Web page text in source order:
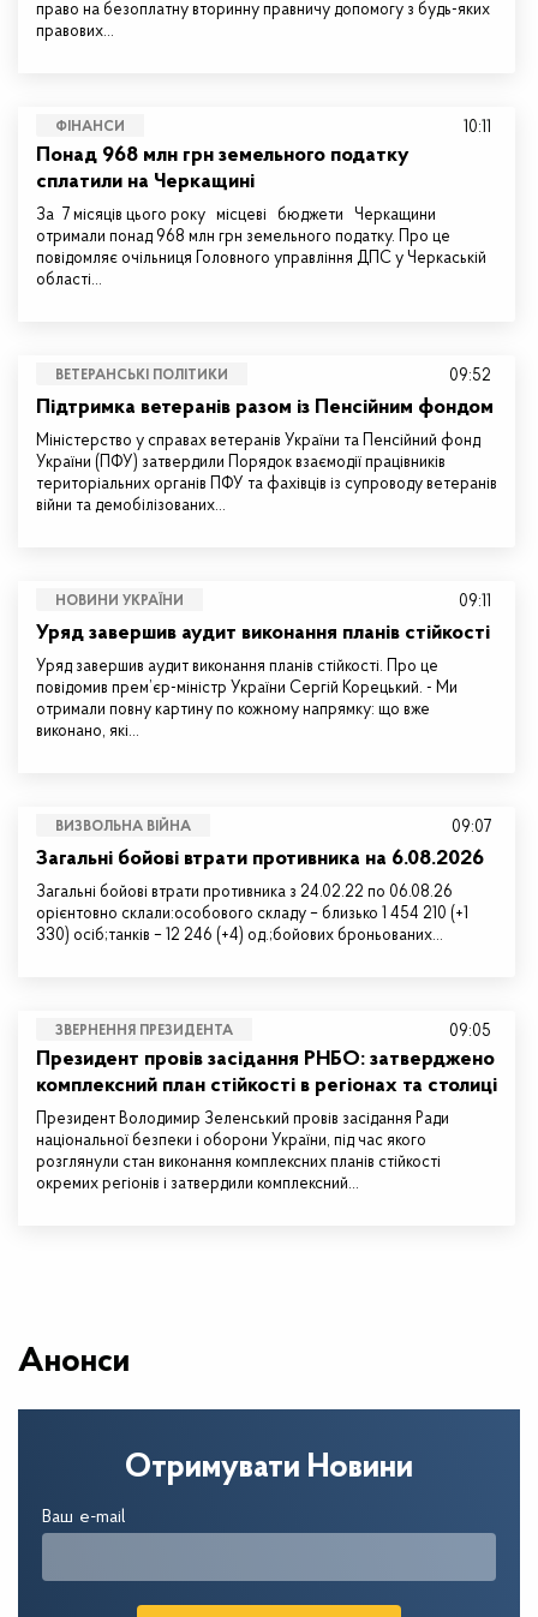
право на безоплатну вторинну правничу допомогу з будь-яких
правових…
ФІНАНСИ
Понад 968 млн грн земельного податку
сплатили на Черкащині
За 7 місяців цього року місцеві бюджети Черкащини
отримали понад 968 млн грн земельного податку. Про це
повідомляє очільниця Головного управління ДПС у Черкаській
області…
10:11
ВЕТЕРАНСЬКІ ПОЛІТИКИ
Підтримка ветеранів разом із Пенсійним фондом
Міністерство у справах ветеранів України та Пенсійний фонд
України (ПФУ) затвердили Порядок взаємодії працівників
територіальних органів ПФУ та фахівців із супроводу ветеранів
війни та демобілізованих…
09:52
НОВИНИ УКРАЇНИ
Уряд завершив аудит виконання планів стійкості
Уряд завершив аудит виконання планів стійкості. Про це
повідомив прем’єр-міністр України Сергій Корецький. - Ми
отримали повну картину по кожному напрямку: що вже
виконано, які…
09:11
ВИЗВОЛЬНА ВІЙНА
Загальні бойові втрати противника на 6.08.2026
Загальні бойові втрати противника з 24.02.22 по 06.08.26
орієнтовно склали:особового складу – близько 1 454 210 (+1
330) осіб;танків – 12 246 (+4) од.;бойових броньованих…
09:07
ЗВЕРНЕННЯ ПРЕЗИДЕНТА
Президент провів засідання РНБО: затверджено
комплексний план стійкості в регіонах та столиці
Президент Володимир Зеленський провів засідання Ради
національної безпеки і оборони України, під час якого
розглянули стан виконання комплексних планів стійкості
окремих регіонів і затвердили комплексний…
09:05
Анонси
Отримувати Новини
Ваш e-mail